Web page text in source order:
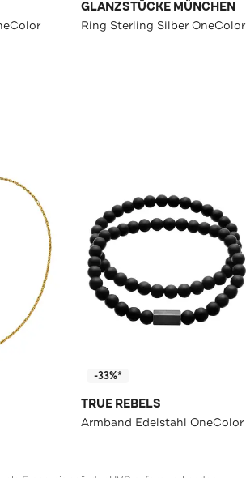
GLANZSTÜCKE MÜNCHEN
Ring Sterling Silber OneColor
-33%*
TRUE REBELS
Armband Edelstahl OneColor